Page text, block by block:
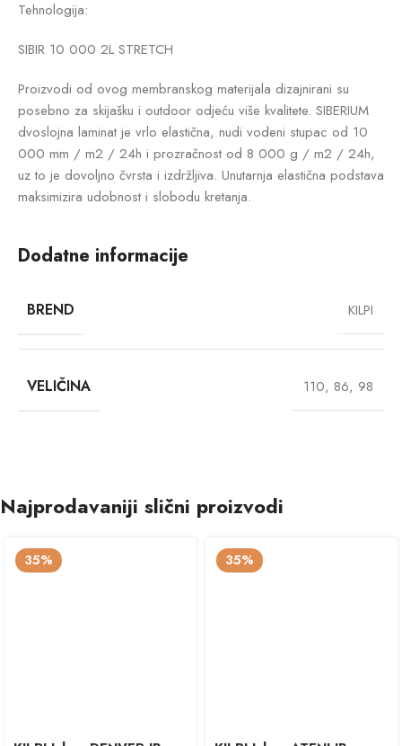
Tehnologija:
SIBIR 10 000 2L STRETCH
Proizvodi od ovog membranskog materijala dizajnirani su
posebno za skijašku i outdoor odjeću više kvalitete. SIBERIUM
dvoslojna laminat je vrlo elastična, nudi vodeni stupac od 10
000 mm / m2 / 24h i prozračnost od 8 000 g / m2 / 24h,
uz to je dovoljno čvrsta i izdržljiva. Unutarnja elastična podstava
maksimizira udobnost i slobodu kretanja.
Dodatne informacije
BREND KILPI
VELIČINA 110, 86, 98
Najprodavaniji slični proizvodi
35% 35%